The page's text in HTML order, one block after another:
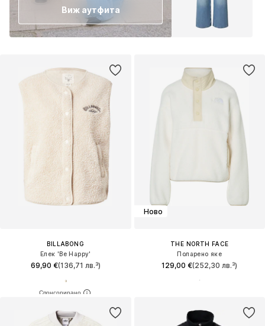
Виж аутфита
BILLABONG
Елек 'Be Happy'
69,90 €(136,71 лв.³)
Ново
THE NORTH FACE
Поларено яке
129,00 €(252,30 лв.³)